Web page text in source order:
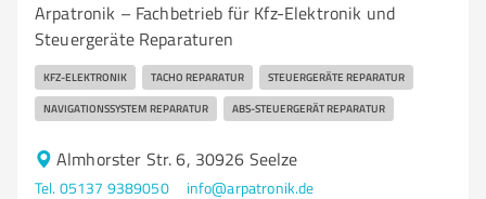
Arpatronik – Fachbetrieb für Kfz-Elektronik und
Steuergeräte Reparaturen
KFZ-ELEKTRONIK TACHO REPARATUR STEUERGERÄTE REPARATUR
NAVIGATIONSSYSTEM REPARATUR ABS-STEUERGERÄT REPARATUR
Almhorster Str. 6, 30926 Seelze
Tel. 05137 9389050
info@arpatronik.de